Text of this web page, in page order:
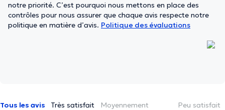
notre priorité. C’est pourquoi nous mettons en place des
contrôles pour nous assurer que chaque avis respecte notre
politique en matière d’avis. Politique des évaluations
Tous les avis
Très satisfait
Moyennement
Peu satisfait